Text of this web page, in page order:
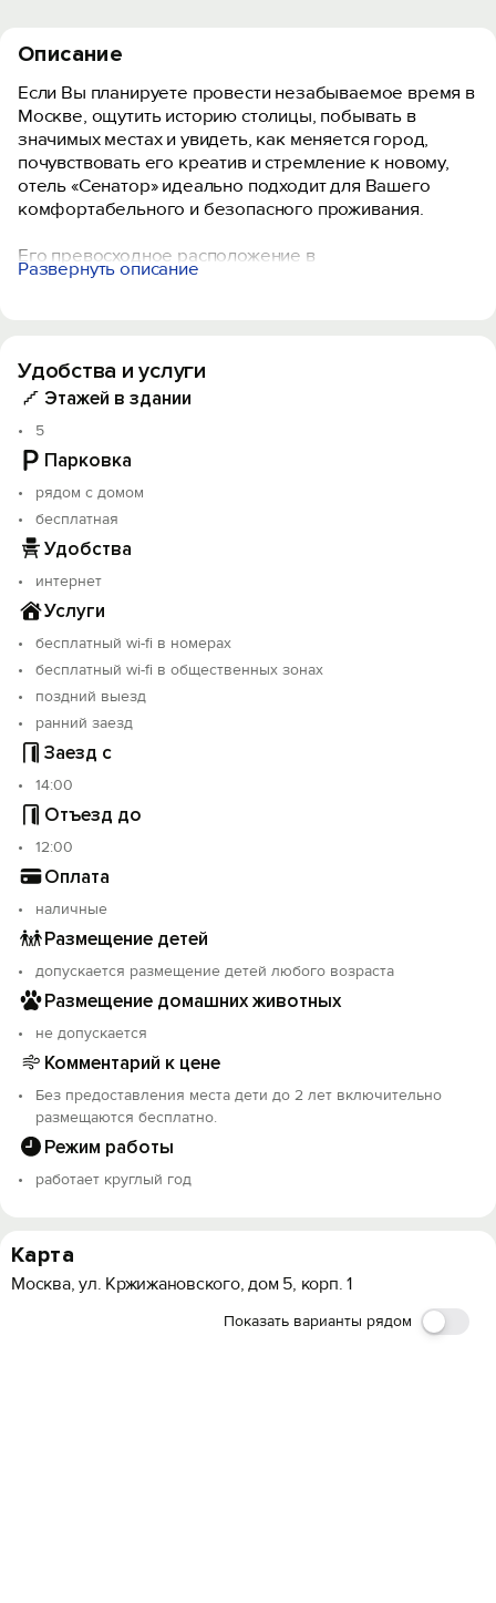
Описание
Если Вы планируете провести незабываемое время в
Москве, ощутить историю столицы, побывать в
значимых местах и увидеть, как меняется город,
почувствовать его креатив и стремление к новому,
отель «Сенатор» идеально подходит для Вашего
комфортабельного и безопасного проживания.
Его превосходное расположение в
непосредственной близости от делового и
Номера отеля отличает индивидуальность и
Развернуть описание
Удобства и услуги
Этажей в здании
5
Парковка
рядом с домом
бесплатная
Удобства
интернет
Услуги
бесплатный wi-fi в номерах
бесплатный wi-fi в общественных зонах
поздний выезд
ранний заезд
Заезд с
14:00
Отъезд до
12:00
Оплата
наличные
Размещение детей
допускается размещение детей любого возраста
Размещение домашних животных
не допускается
Комментарий к цене
Без предоставления места дети до 2 лет включительно
размещаются бесплатно.
Режим работы
работает круглый год
Карта
Москва, ул. Кржижановского, дом 5, корп. 1
Показать варианты рядом